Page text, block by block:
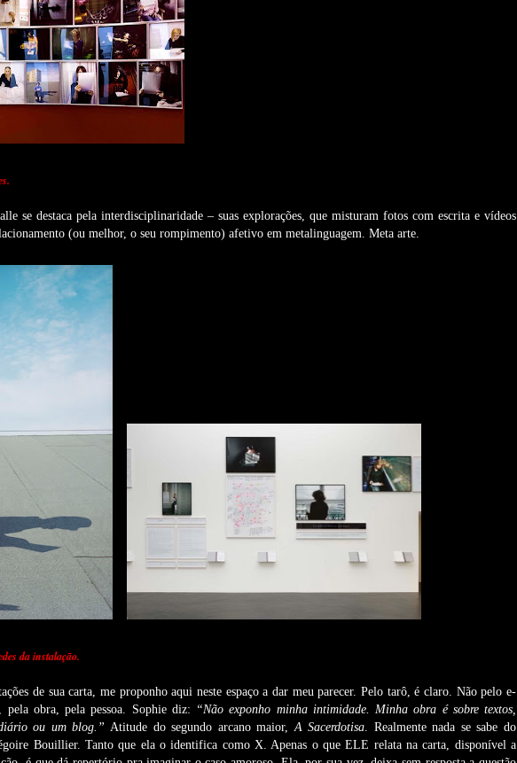
se destaca pela interdisciplinaridade – suas explorações, que misturam fotos com escrita e vídeos
(ou melhor, o seu rompimento) afetivo em metalinguagem. Meta arte.
da instalação.
de sua carta, me proponho aqui neste espaço a dar meu parecer. Pelo tarô, é claro. Não pelo e-
obra, pela pessoa. Sophie diz: “Não exponho minha intimidade. Minha obra é sobre textos,
ou um blog.” Atitude do segundo arcano maior, A Sacerdotisa . Realmente nada se sabe do
Bouillier. Tanto que ela o identifica como X. Apenas o que ELE relata na carta, disponível a